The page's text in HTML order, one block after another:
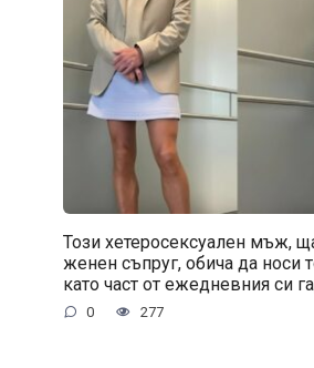
Този хетеросексуален мъж,
женен съпруг, обича да носи
като част от ежедневния си
0 277